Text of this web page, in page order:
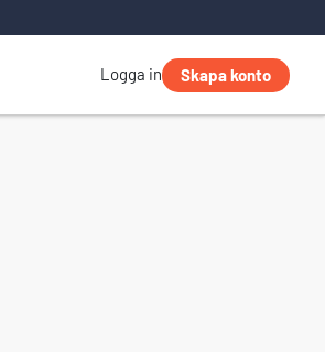
Logga in Skapa konto